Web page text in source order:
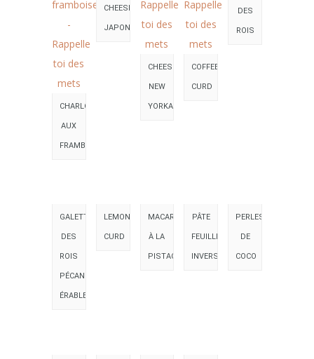
CHARLOTTE
AUX
FRAMBOISES
CHEESECAKE
JAPONAIS
CHEESECAKE
NEW
YORKAIS
COFFEE
CURD
DES
ROIS
GALETTE
DES
ROIS
PÉCAN
ÉRABLE
LEMON
CURD
MACARONS
À LA
PISTACHE
PÂTE
FEUILLETÉE
INVERSÉE
PERLES
DE
COCO